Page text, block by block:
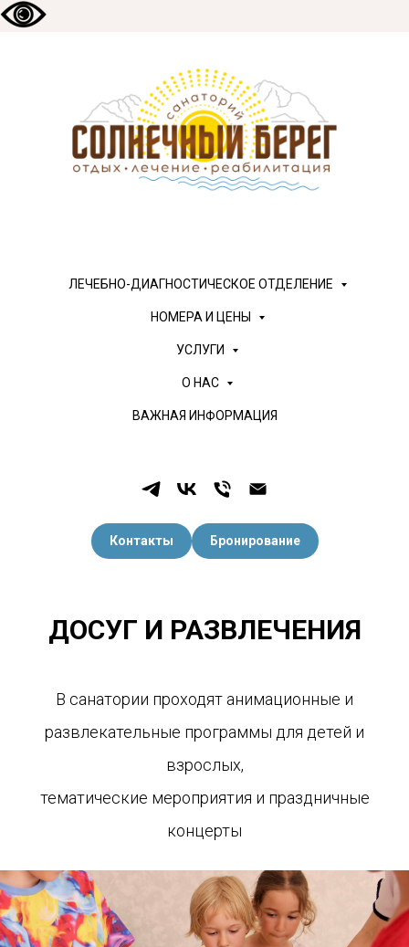
ЛЕЧЕБНО-ДИАГНОСТИЧЕСКОЕ ОТДЕЛЕНИЕ
НОМЕРА И ЦЕНЫ
УСЛУГИ
О НАС
ВАЖНАЯ ИНФОРМАЦИЯ
Контакты Бронирование
ДОСУГ И РАЗВЛЕЧЕНИЯ
В санатории проходят анимационные и
развлекательные программы для детей и
взрослых,
тематические мероприятия и праздничные
концерты